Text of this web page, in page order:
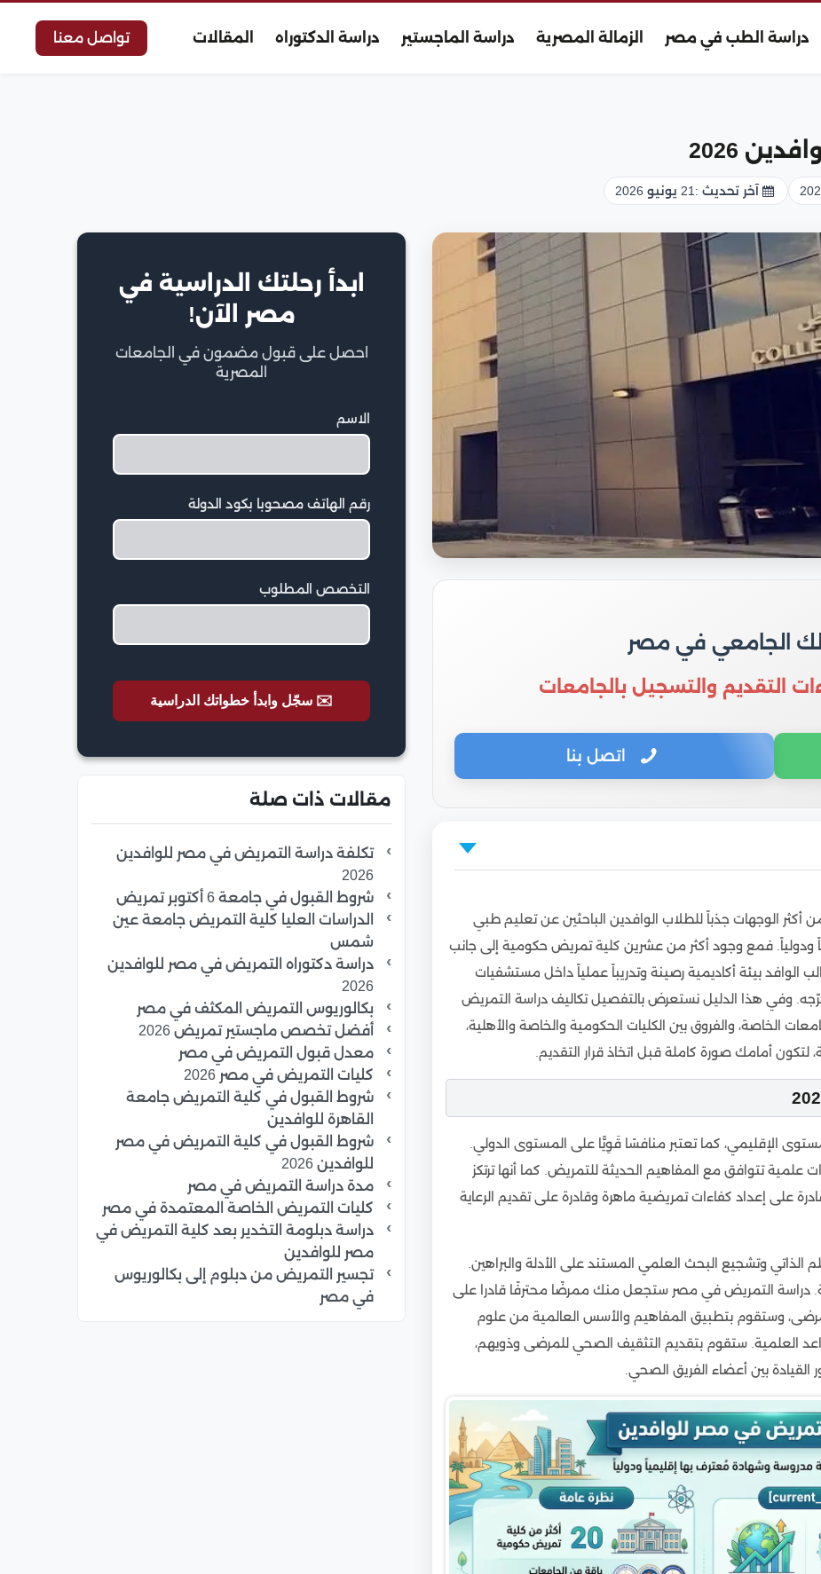
دراسة الطب في مصر الزمالة المصرية دراسة الماجستير دراسة الدكتوراه المقالات تواصل معنا
2026
آخر تحديث : 21 يونيو 2026
الجامعي في مصر
التقديم والتسجيل بالجامعات
اتصل بنا
ومساعد طبيب بمجرد تخرجك
دراسة تخصص التمريض بها!
للوافدين
الحكومية
وتضمنها كليات ومعاهد التمريض في مصر
في مصر للوافدين
الدراسة
للوافدين
أكثر الوجهات جذباً للطلاب الوافدين الباحثين عن تعليم طبي
ودولياً. فمع وجود أكثر من عشرين كلية تمريض حكومية إلى جانب
الوافد بيئة أكاديمية رصينة وتدريباً عملياً داخل مستشفيات
وفي هذا الدليل نستعرض بالتفصيل تكاليف دراسة التمريض
الخاصة، والفروق بين الكليات الحكومية والخاصة والأهلية،
لتكون أمامك صورة كاملة قبل اتخاذ قرار التقديم.
الإقليمي، كما تعتبر منافسًا قَوِيًّا على المستوى الدولي.
تتوافق مع المفاهيم الحديثة للتمريض. كما أنها ترتكز
على إعداد كفاءات تمريضية ماهرة وقادرة على تقديم الرعاية
وتشجيع البحث العلمي المستند على الأدلة والبراهين.
دراسة التمريض في مصر ستجعل منك ممرضًا محترفًا قادرا على
وستقوم بتطبيق المفاهيم والأسس العالمية من علوم
العلمية. ستقوم بتقديم التثقيف الصحي للمرضى وذويهم،
بين أعضاء الفريق الصحي.
ابدأ رحلتك الدراسية في
مصر الآن!
احصل على قبول مضمون في الجامعات
المصرية
الاسم
رقم الهاتف مصحوبا بكود الدولة
التخصص المطلوب
✉️ سجّل وابدأ خطواتك الدراسية
مقالات ذات صلة
تكلفة دراسة التمريض في مصر للوافدين
2026
شروط القبول في جامعة 6 أكتوبر تمريض
الدراسات العليا كلية التمريض جامعة عين
شمس
دراسة دكتوراه التمريض في مصر للوافدين
2026
بكالوريوس التمريض المكثف في مصر
أفضل تخصص ماجستير تمريض 2026
معدل قبول التمريض في مصر
كليات التمريض في مصر 2026
شروط القبول في كلية التمريض جامعة
القاهرة للوافدين
شروط القبول في كلية التمريض في مصر
للوافدين 2026
مدة دراسة التمريض في مصر
كليات التمريض الخاصة المعتمدة في مصر
دراسة دبلومة التخدير بعد كلية التمريض في
مصر للوافدين
تجسير التمريض من دبلوم إلى بكالوريوس
في مصر